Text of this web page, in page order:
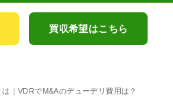
買収希望はこちら
｜VDRでM&Aのデューデリ費用は？